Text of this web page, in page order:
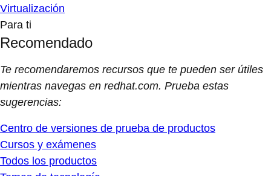
Virtualización
Para ti
Recomendado
Te recomendaremos recursos que te pueden ser útiles
mientras navegas en redhat.com. Prueba estas
sugerencias:
Centro de versiones de prueba de productos
Cursos y exámenes
Todos los productos